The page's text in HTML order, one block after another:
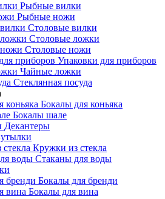
Рыбные вилки
Рыбные ножи
Столовые вилки
Столовые ложки
Столовые ножи
Упаковки для приборов
Чайные ложки
Стеклянная посуда
Бокалы для коньяка
Бокалы шале
Декантеры
Кружки из стекла
Стаканы для воды
Бокалы для бренди
Бокалы для вина